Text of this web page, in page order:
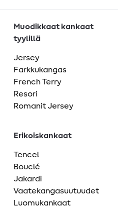
Muodikkaat kankaat
tyylillä
Jersey
Farkkukangas
French Terry
Resori
Romanit Jersey
Erikoiskankaat
Tencel
Bouclé
Jakardi
Vaatekangasuutuudet
Luomukankaat